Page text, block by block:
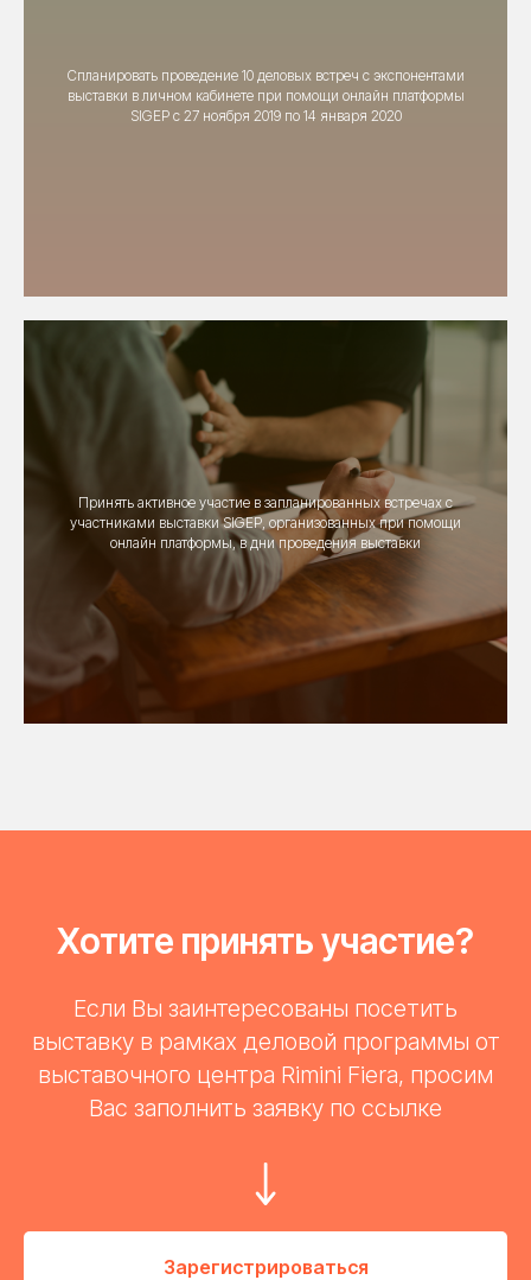
Спланировать проведение 10 деловых встреч с экспонентами
выставки в личном кабинете при помощи онлайн платформы
SIGEP с 27 ноября 2019 по 14 января 2020
Принять активное участие в запланированных встречах с
участниками выставки SIGEP, организованных при помощи
онлайн платформы, в дни проведения выставки
Хотите принять участие?
Если Вы заинтересованы посетить
выставку в рамках деловой программы от
выставочного центра Rimini Fiera, просим
Вас заполнить заявку по ссылке
Зарегистрироваться